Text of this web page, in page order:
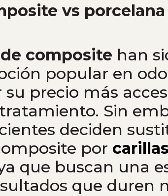
vs
de composite han
popular en
precio más
Sin
deciden
por
que buscan una
que duren